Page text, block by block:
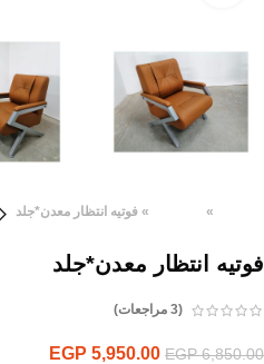
»
» فوتيه انتظار معدن*جلد
فوتيه انتظار معدن*جلد
(
3 مراجعات)
EGP6,850.00
EGP 5,950.00